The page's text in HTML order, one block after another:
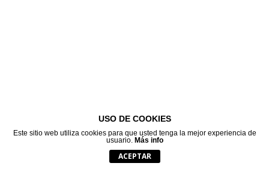
USO DE COOKIES
Este sitio web utiliza cookies para que usted tenga la mejor experiencia de
usuario. Más info
ACEPTAR